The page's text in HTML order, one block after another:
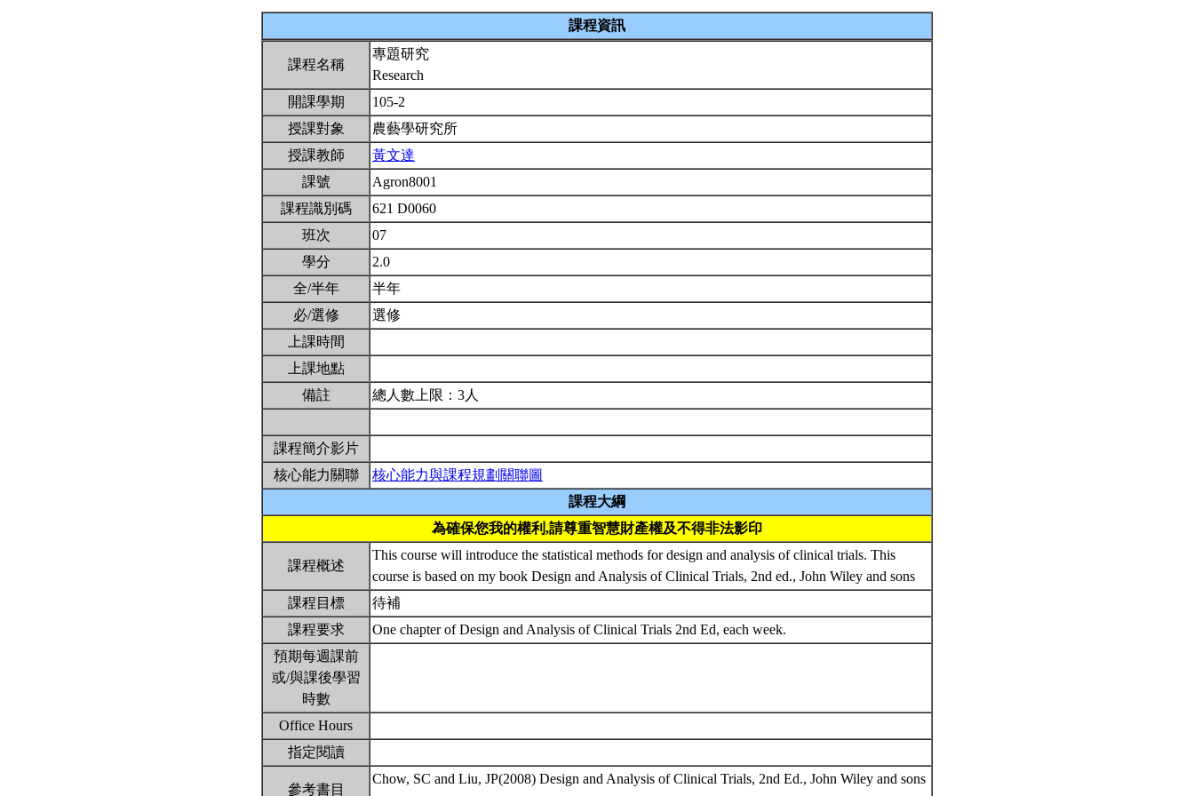
課程資訊
課程名稱
專題研究
Research
開課學期
105-2
授課對象
農藝學研究所
授課教師
黃文達
課號
Agron8001
課程識別碼
621 D0060
班次
07
學分
2.0
全/半年
半年
必/選修
選修
上課時間
上課地點
備註
總人數上限：3人
課程簡介影片
核心能力關聯
核心能力與課程規劃關聯圖
課程大綱
為確保您我的權利,請尊重智慧財產權及不得非法影印
課程概述
This course will introduce the statistical methods for design and analysis of clinical trials. This
course is based on my book Design and Analysis of Clinical Trials, 2nd ed., John Wiley and sons
課程目標
待補
課程要求
One chapter of Design and Analysis of Clinical Trials 2nd Ed, each week.
預期每週課前
或/與課後學習
時數
Office Hours
指定閱讀
參考書目
Chow, SC and Liu, JP(2008) Design and Analysis of Clinical Trials, 2nd Ed., John Wiley and sons